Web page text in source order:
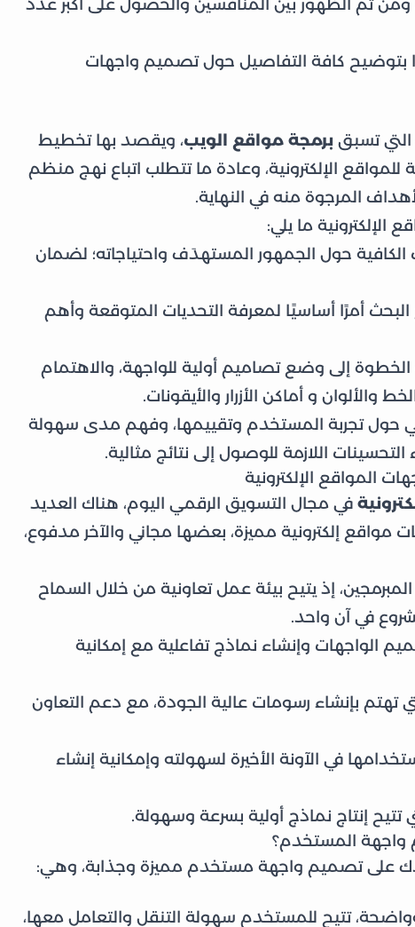
ومن ثم الظهور بين المنافسين والحصول على أكبر عدد
بتوضيح كافة التفاصيل حول تصميم واجهات
تسبق برمجة مواقع الويب، ويقصد بها تخطيط
للمواقع الإلكترونية، وعادة ما تتطلب اتباع نهج منظم
المرجوة منه في النهاية.
ما يلي:
حول الجمهور المستهدَف واحتياجاته؛ لضمان
البحث أمرًا أساسيًا لمعرفة التحديات المتوقعة وأهم
إلى وضع تصاميم أولية للواجهة، والاهتمام
والألوان و أماكن الأزرار والأيقونات.
حول تجربة المستخدم وتقييمها، وفهم مدى سهولة
اللازمة للوصول إلى نتائج مثالية.
المواقع الإلكترونية
في مجال التسويق الرقمي اليوم، هناك العديد
مواقع إلكترونية مميزة، بعضها مجاني والآخر مدفوع،
المبرمجين، إذ يتيح بيئة عمل تعاونية من خلال السماح
في آن واحد.
الواجهات وإنشاء نماذج تفاعلية مع إمكانية
تهتم بإنشاء رسومات عالية الجودة، مع دعم التعاون
في الآونة الأخيرة لسهولته وإمكانية إنشاء
تتيح إنتاج نماذج أولية بسرعة وسهولة.
واجهة المستخدم؟
على تصميم واجهة مستخدم مميزة وجذابة، وهي:
تتيح للمستخدم سهولة التنقل والتعامل معها،